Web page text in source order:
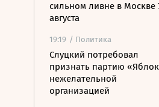
сильном ливне в Москве
августа
19:19 / Политика
Слуцкий потребовал
признать партию
нежелательной
организацией